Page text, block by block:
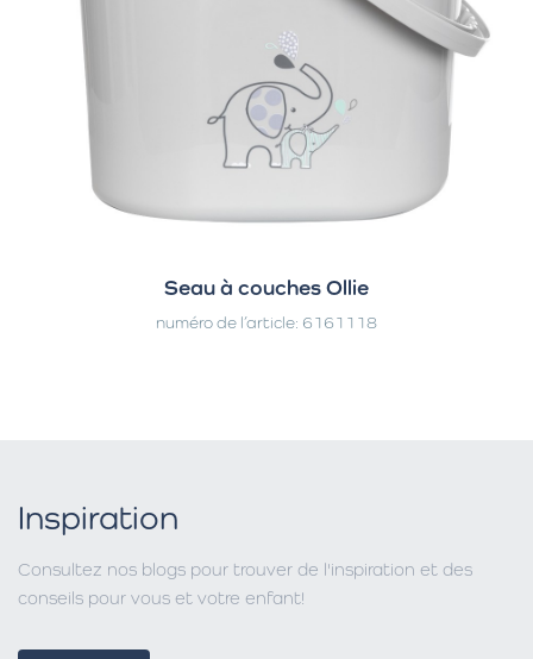
Seau à couches Ollie
numéro de l’article: 6161118
Inspiration
Consultez nos blogs pour trouver de l'inspiration et des
conseils pour vous et votre enfant!